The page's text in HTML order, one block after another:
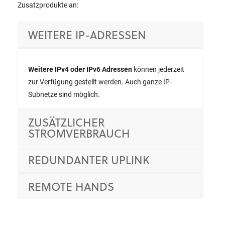
Zusatzprodukte an:
WEITERE IP-ADRESSEN
Weitere IPv4 oder IPv6 Adressen können jederzeit
zur Verfügung gestellt werden. Auch ganze IP-
Subnetze sind möglich.
ZUSÄTZLICHER
STROMVERBRAUCH
REDUNDANTER UPLINK
REMOTE HANDS